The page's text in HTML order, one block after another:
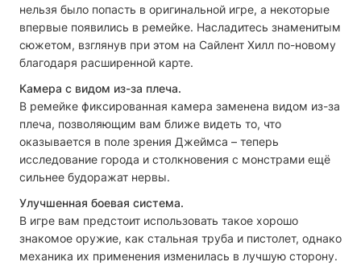
нельзя было попасть в оригинальной игре, а некоторые
впервые появились в ремейке. Насладитесь знаменитым
сюжетом, взглянув при этом на Сайлент Хилл по-новому
благодаря расширенной карте.
Камера с видом из-за плеча.
В ремейке фиксированная камера заменена видом из-за
плеча, позволяющим вам ближе видеть то, что
оказывается в поле зрения Джеймса – теперь
исследование города и столкновения с монстрами ещё
сильнее будоражат нервы.
Улучшенная боевая система.
В игре вам предстоит использовать такое хорошо
знакомое оружие, как стальная труба и пистолет, однако
механика их применения изменилась в лучшую сторону.